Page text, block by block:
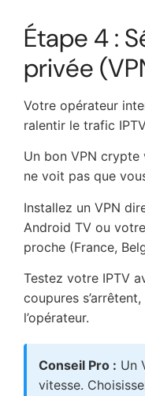
Étape 4 :
privée
Votre opérateur
ralentir le trafic
Un bon VPN crypte
ne voit pas que
Installez un VPN
Android TV ou
proche (France,
Testez votre IPTV
coupures
l’opérateur.
Conseil Pro : Un
vitesse.